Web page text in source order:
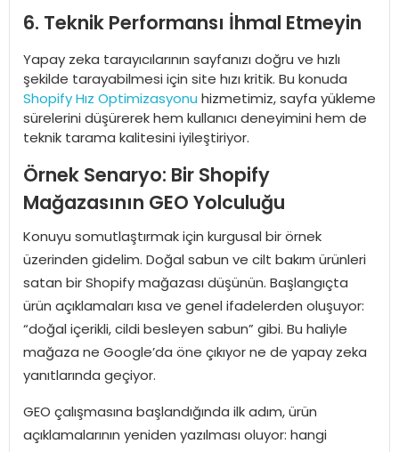
6. Teknik Performansı İhmal Etmeyin
Yapay zeka tarayıcılarının sayfanızı doğru ve hızlı
şekilde tarayabilmesi için site hızı kritik. Bu konuda
Shopify Hız Optimizasyonu hizmetimiz, sayfa yükleme
sürelerini düşürerek hem kullanıcı deneyimini hem de
teknik tarama kalitesini iyileştiriyor.
Örnek Senaryo: Bir Shopify
Mağazasının GEO Yolculuğu
Konuyu somutlaştırmak için kurgusal bir örnek
üzerinden gidelim. Doğal sabun ve cilt bakım ürünleri
satan bir Shopify mağazası düşünün. Başlangıçta
ürün açıklamaları kısa ve genel ifadelerden oluşuyor:
“doğal içerikli, cildi besleyen sabun” gibi. Bu haliyle
mağaza ne Google’da öne çıkıyor ne de yapay zeka
yanıtlarında geçiyor.
GEO çalışmasına başlandığında ilk adım, ürün
açıklamalarının yeniden yazılması oluyor: hangi